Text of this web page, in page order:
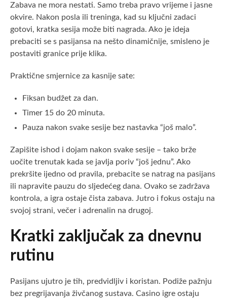
Zabava ne mora nestati. Samo treba pravo vrijeme i jasne
okvire. Nakon posla ili treninga, kad su ključni zadaci
gotovi, kratka sesija može biti nagrada. Ako je ideja
prebaciti se s pasijansa na nešto dinamičnije, smisleno je
postaviti granice prije klika.
Praktične smjernice za kasnije sate:
Fiksan budžet za dan.
Timer 15 do 20 minuta.
Pauza nakon svake sesije bez nastavka “još malo”.
Zapišite ishod i dojam nakon svake sesije – tako brže
uočite trenutak kada se javlja poriv “još jednu”. Ako
prekršite ijedno od pravila, prebacite se natrag na pasijans
ili napravite pauzu do sljedećeg dana. Ovako se zadržava
kontrola, a igra ostaje čista zabava. Jutro i fokus ostaju na
svojoj strani, večer i adrenalin na drugoj.
Kratki zaključak za dnevnu
rutinu
Pasijans ujutro je tih, predvidljiv i koristan. Podiže pažnju
bez pregrijavanja živčanog sustava. Casino igre ostaju